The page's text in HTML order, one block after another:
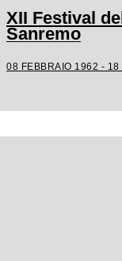
XII Festival
Sanremo
08 FEBBRAIO 1962 - 18